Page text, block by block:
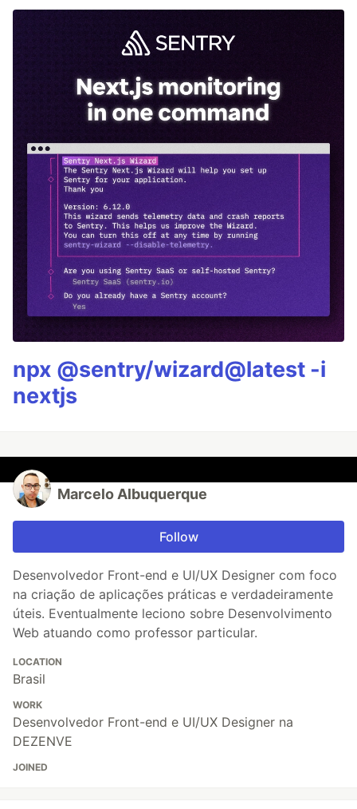
npx @sentry/wizard@latest -i
nextjs
Marcelo Albuquerque
Follow
Desenvolvedor Front-end e UI/UX Designer com foco
na criação de aplicações práticas e verdadeiramente
úteis. Eventualmente leciono sobre Desenvolvimento
Web atuando como professor particular.
LOCATION
Brasil
WORK
Desenvolvedor Front-end e UI/UX Designer na
DEZENVE
JOINED